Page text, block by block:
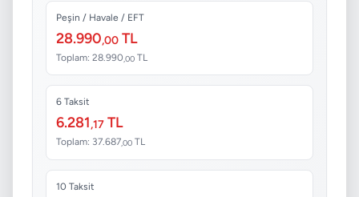
Peşin / Havale / EFT
28.990,00 TL
Toplam: 28.990 ,00 TL
6 Taksit
6.281,17 TL
Toplam: 37.687,00 TL
10 Taksit